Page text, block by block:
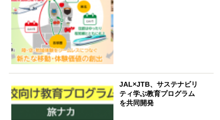
JAL×JTB、サステナビリ
ティ学ぶ教育プログラム
を共同開発